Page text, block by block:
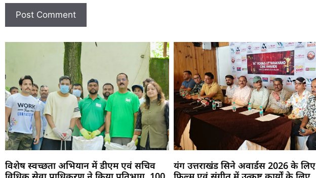
विशेष स्वच्छता अभियान में डीएम एवं सचिव
यंग उत्तराखंड सिने अवार्डस 2026 के लिए